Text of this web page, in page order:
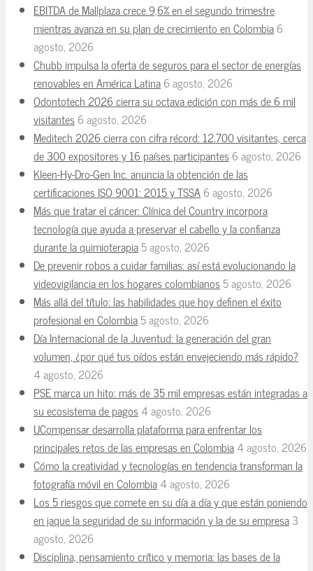
EBITDA de Mallplaza crece 9,6% en el segundo trimestre
mientras avanza en su plan de crecimiento en Colombia6
agosto, 2026
Chubb impulsa la oferta de seguros para el sector de energías
renovables en América Latina6 agosto, 2026
Odontotech 2026 cierra su octava edición con más de 6 mil
visitantes6 agosto, 2026
Meditech 2026 cierra con cifra récord: 12.700 visitantes, cerca
de 300 expositores y 16 países participantes6 agosto, 2026
Kleen-Hy-Dro-Gen Inc. anuncia la obtención de las
certificaciones ISO 9001: 2015 y TSSA6 agosto, 2026
Más que tratar el cáncer: Clínica del Country incorpora
tecnología que ayuda a preservar el cabello y la confianza
durante la quimioterapia5 agosto, 2026
De prevenir robos a cuidar familias: así está evolucionando la
videovigilancia en los hogares colombianos5 agosto, 2026
Más allá del título: las habilidades que hoy definen el éxito
profesional en Colombia5 agosto, 2026
Día Internacional de la Juventud: la generación del gran
volumen, ¿por qué tus oídos están envejeciendo más rápido?
4 agosto, 2026
PSE marca un hito: más de 35 mil empresas están integradas a
su ecosistema de pagos4 agosto, 2026
UCompensar desarrolla plataforma para enfrentar los
principales retos de las empresas en Colombia4 agosto, 2026
Cómo la creatividad y tecnologías en tendencia transforman la
fotografía móvil en Colombia4 agosto, 2026
Los 5 riesgos que comete en su día a día y que están poniendo
en jaque la seguridad de su información y la de su empresa3
agosto, 2026
Disciplina, pensamiento crítico y memoria: las bases de la